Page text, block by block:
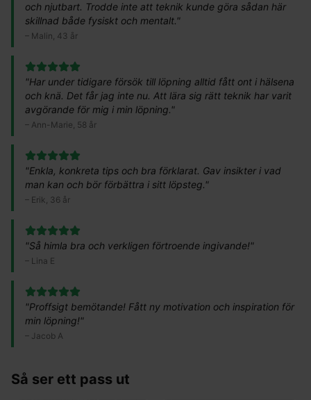
och njutbart. Trodde inte att teknik kunde göra sådan här
skillnad både fysiskt och mentalt."
– Malin, 43 år
"Har under tidigare försök till löpning alltid fått ont i hälsena
och knä. Det får jag inte nu. Att lära sig rätt teknik har varit
avgörande för mig i min löpning."
– Ann-Marie, 58 år
"Enkla, konkreta tips och bra förklarat. Gav insikter i vad
man kan och bör förbättra i sitt löpsteg."
– Erik, 36 år
"Så himla bra och verkligen förtroende ingivande!"
– Lina E
"Proffsigt bemötande! Fått ny motivation och inspiration för
min löpning!"
– Jacob A
Så ser ett pass ut